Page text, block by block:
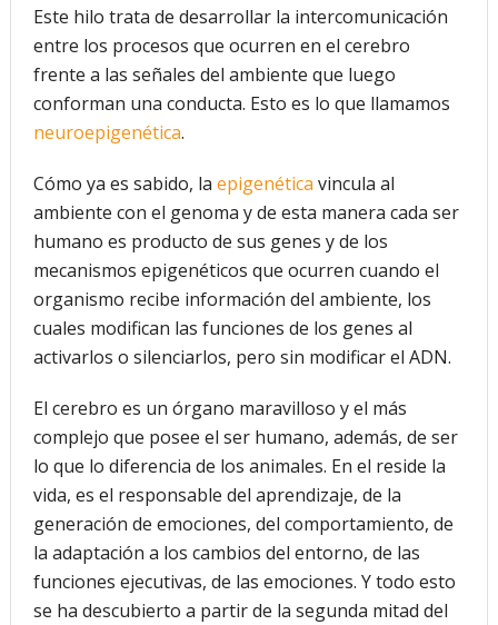
Este hilo trata de desarrollar la intercomunicación
entre los procesos que ocurren en el cerebro
frente a las señales del ambiente que luego
conforman una conducta. Esto es lo que llamamos
neuroepigenética.
Cómo ya es sabido, la epigenética vincula al
ambiente con el genoma y de esta manera cada ser
humano es producto de sus genes y de los
mecanismos epigenéticos que ocurren cuando el
organismo recibe información del ambiente, los
cuales modifican las funciones de los genes al
activarlos o silenciarlos, pero sin modificar el ADN.
El cerebro es un órgano maravilloso y el más
complejo que posee el ser humano, además, de ser
lo que lo diferencia de los animales. En el reside la
vida, es el responsable del aprendizaje, de la
generación de emociones, del comportamiento, de
la adaptación a los cambios del entorno, de las
funciones ejecutivas, de las emociones. Y todo esto
se ha descubierto a partir de la segunda mitad del